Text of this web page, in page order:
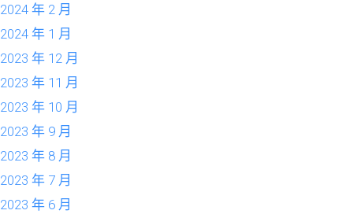
2024 年 2 月
2024 年 1 月
2023 年 12 月
2023 年 11 月
2023 年 10 月
2023 年 9 月
2023 年 8 月
2023 年 7 月
2023 年 6 月